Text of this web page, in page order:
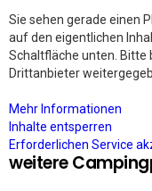
Sie sehen gerade einen
auf den eigentlichen
Schaltfläche unten. Bitte
Drittanbieter
Mehr Informationen
Inhalte entsperren
Erforderlichen Service
weitere